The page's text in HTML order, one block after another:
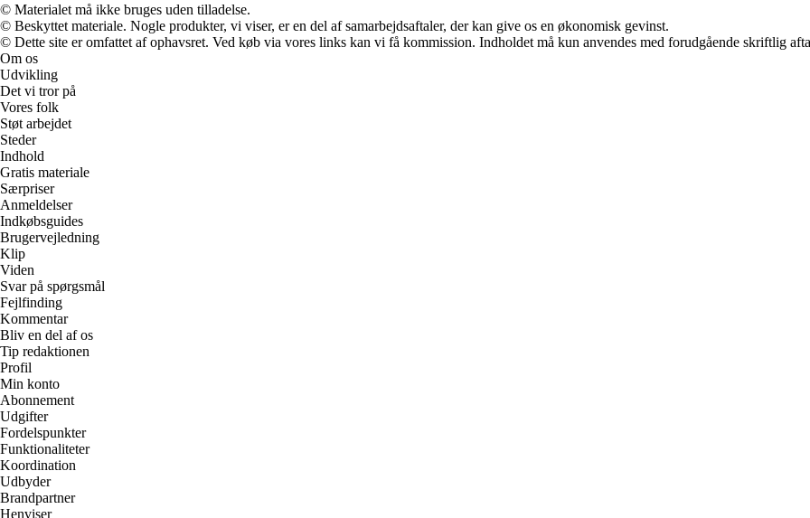
© Materialet må ikke bruges uden tilladelse.
© Beskyttet materiale. Nogle produkter, vi viser, er en del af samarbejdsaftaler, der kan give os en økonomisk gevinst.
© Dette site er omfattet af ophavsret. Ved køb via vores links kan vi få kommission. Indholdet må kun anvendes med forudgående skriftlig
Om os
Udvikling
Det vi tror på
Vores folk
Støt arbejdet
Steder
Indhold
Gratis materiale
Særpriser
Anmeldelser
Indkøbsguides
Brugervejledning
Klip
Viden
Svar på spørgsmål
Fejlfinding
Kommentar
Bliv en del af os
Tip redaktionen
Profil
Min konto
Abonnement
Udgifter
Fordelspunkter
Funktionaliteter
Koordination
Udbyder
Brandpartner
Henviser